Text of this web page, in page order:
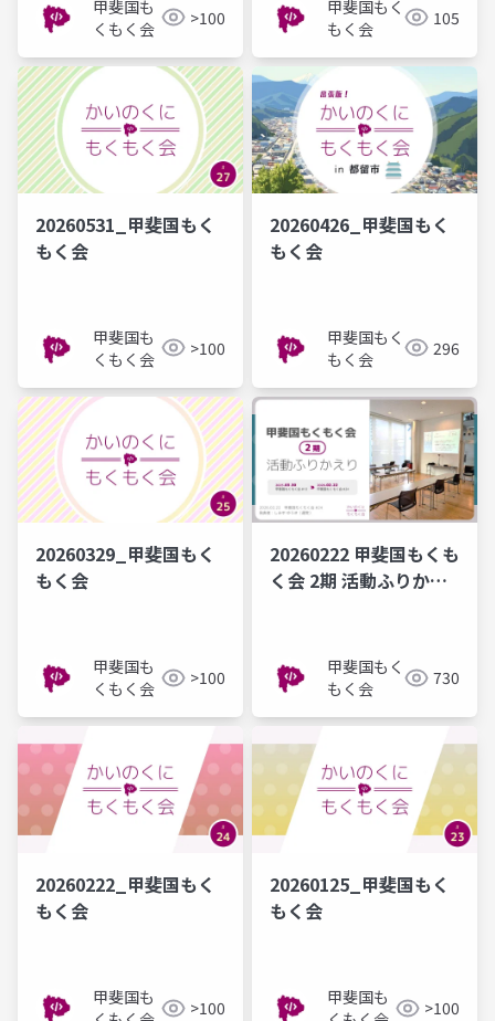
甲斐国も
くもく会
>100
甲斐国もく
もく会
105
20260531_甲斐国もく
もく会
甲斐国も
くもく会
>100
20260426_甲斐国もく
もく会
甲斐国もく
もく会
296
20260329_甲斐国もく
もく会
甲斐国も
くもく会
>100
20260222 甲斐国もくも
く会 2期 活動ふりかえ
甲斐国もく
もく会
730
20260222_甲斐国もく
もく会
甲斐国も
>100
20260125_甲斐国もく
もく会
甲斐国も
>100